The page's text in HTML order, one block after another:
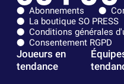
Abonnements
La boutique SO PRESS
Conditions générales
Consentement RGPD
Joueurs en
tendance